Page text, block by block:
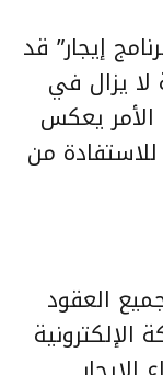
إيجار” قد
لا يزال في
الأمر يعكس
من
العقود
الإلكترونية